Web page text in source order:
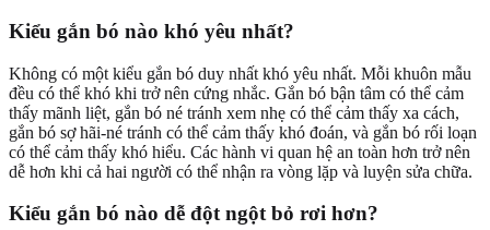
Kiểu gắn bó nào khó yêu nhất?
Không có một kiểu gắn bó duy nhất khó yêu nhất. Mỗi khuôn mẫu
đều có thể khó khi trở nên cứng nhắc. Gắn bó bận tâm có thể cảm
thấy mãnh liệt, gắn bó né tránh xem nhẹ có thể cảm thấy xa cách,
gắn bó sợ hãi-né tránh có thể cảm thấy khó đoán, và gắn bó rối loạn
có thể cảm thấy khó hiểu. Các hành vi quan hệ an toàn hơn trở nên
dễ hơn khi cả hai người có thể nhận ra vòng lặp và luyện sửa chữa.
Kiểu gắn bó nào dễ đột ngột bỏ rơi hơn?